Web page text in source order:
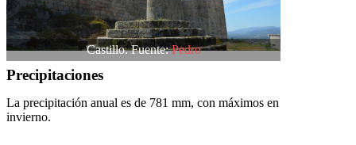
Castillo. Fuente:Pedro
Precipitaciones
La precipitación anual es de 781 mm, con máximos en
invierno.